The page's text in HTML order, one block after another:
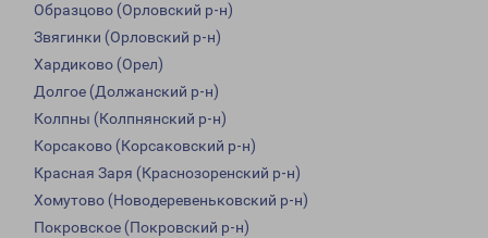
Образцово (Орловский р-н)
Звягинки (Орловский р-н)
Хардиково (Орел)
Долгое (Должанский р-н)
Колпны (Колпнянский р-н)
Корсаково (Корсаковский р-н)
Красная Заря (Краснозоренский р-н)
Хомутово (Новодеревеньковский р-н)
Покровское (Покровский р-н)